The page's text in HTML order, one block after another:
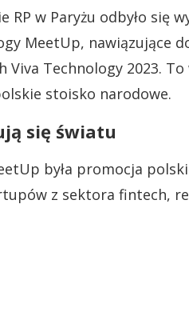
RP w Paryżu odbyło się
MeetUp, nawiązujące
Technology 2023.
stoisko narodowe.
się światu
była promocja
z sektora fintech,